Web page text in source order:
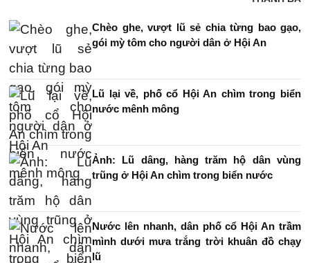
Chèo ghe, vượt lũ sẻ chia từng bao gạo,
gói mỳ tôm cho người dân ở Hội An
Lũ lại về, phố cổ Hội An chìm trong biển
nước mênh mông
Ảnh: Lũ dâng, hàng trăm hộ dân vùng
trũng ở Hội An chìm trong biển nước
Nước lên nhanh, dân phố cổ Hội An trầm
mình dưới mưa trắng trời khuân đồ chạy
lũ